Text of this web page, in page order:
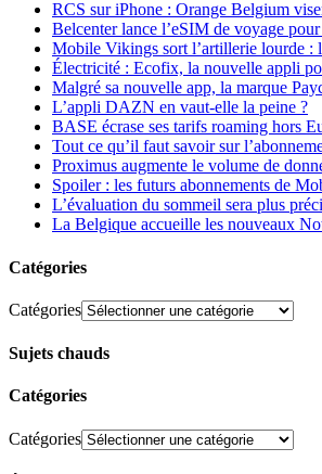
RCS sur iPhone : Orange Belgium
Belcenter lance l’eSIM de voyage
Mobile Vikings sort l’artillerie lourde :
Électricité : Ecofix, la nouvelle appli
Malgré sa nouvelle app, la marque
L’appli DAZN en vaut-elle la peine ?
BASE écrase ses tarifs roaming hors
Tout ce qu’il faut savoir sur
Proximus augmente le volume de
Spoiler : les futurs abonnements de
L’évaluation du sommeil sera plus
La Belgique accueille les nouveaux
Catégories
Catégories
Sujets chauds
Catégories
Catégories